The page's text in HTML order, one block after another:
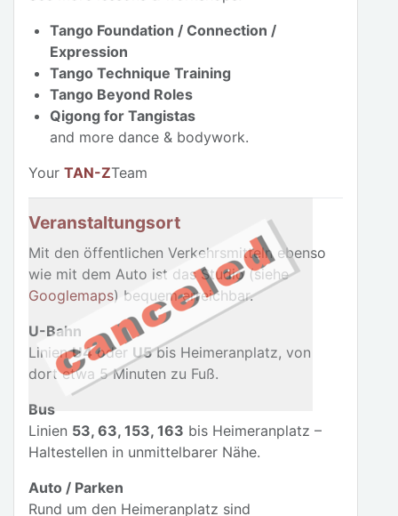
Tango Foundation / Connection /
Expression
Tango Technique Training
Tango Beyond Roles
Qigong for Tangistas
and more dance & bodywork.
Your TAN-ZTeam
Veranstaltungsort
Mit den öffentlichen Verkehrsmitteln ebenso
wie mit dem Auto ist das Studio (siehe
Googlemaps) bequem erreichbar.
U-Bahn
LinienU4oder U5bis Heimeranplatz, von
dort etwa 5 Minuten zu Fuß.
Bus
Linien 53, 63, 153, 163 bis Heimeranplatz –
Haltestellen in unmittelbarer Nähe.
Auto / Parken
Rund um den Heimeranplatz sind